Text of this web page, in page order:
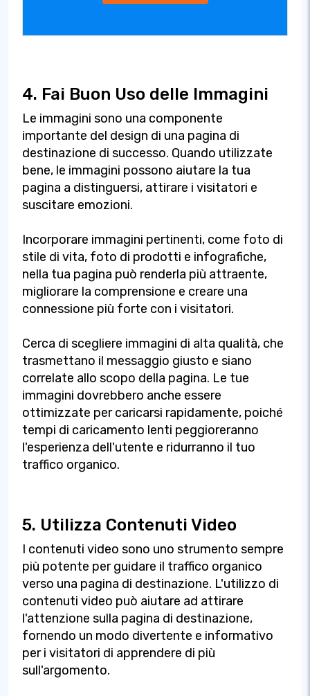
4. Fai Buon Uso delle Immagini
Le immagini sono una componente
importante del design di una pagina di
destinazione di successo. Quando utilizzate
bene, le immagini possono aiutare la tua
pagina a distinguersi, attirare i visitatori e
suscitare emozioni.
Incorporare immagini pertinenti, come foto di
stile di vita, foto di prodotti e infografiche,
nella tua pagina può renderla più attraente,
migliorare la comprensione e creare una
connessione più forte con i visitatori.
Cerca di scegliere immagini di alta qualità, che
trasmettano il messaggio giusto e siano
correlate allo scopo della pagina. Le tue
immagini dovrebbero anche essere
ottimizzate per caricarsi rapidamente, poiché
tempi di caricamento lenti peggioreranno
l'esperienza dell'utente e ridurranno il tuo
traffico organico.
5. Utilizza Contenuti Video
I contenuti video sono uno strumento sempre
più potente per guidare il traffico organico
verso una pagina di destinazione. L'utilizzo di
contenuti video può aiutare ad attirare
l'attenzione sulla pagina di destinazione,
fornendo un modo divertente e informativo
per i visitatori di apprendere di più
sull'argomento.